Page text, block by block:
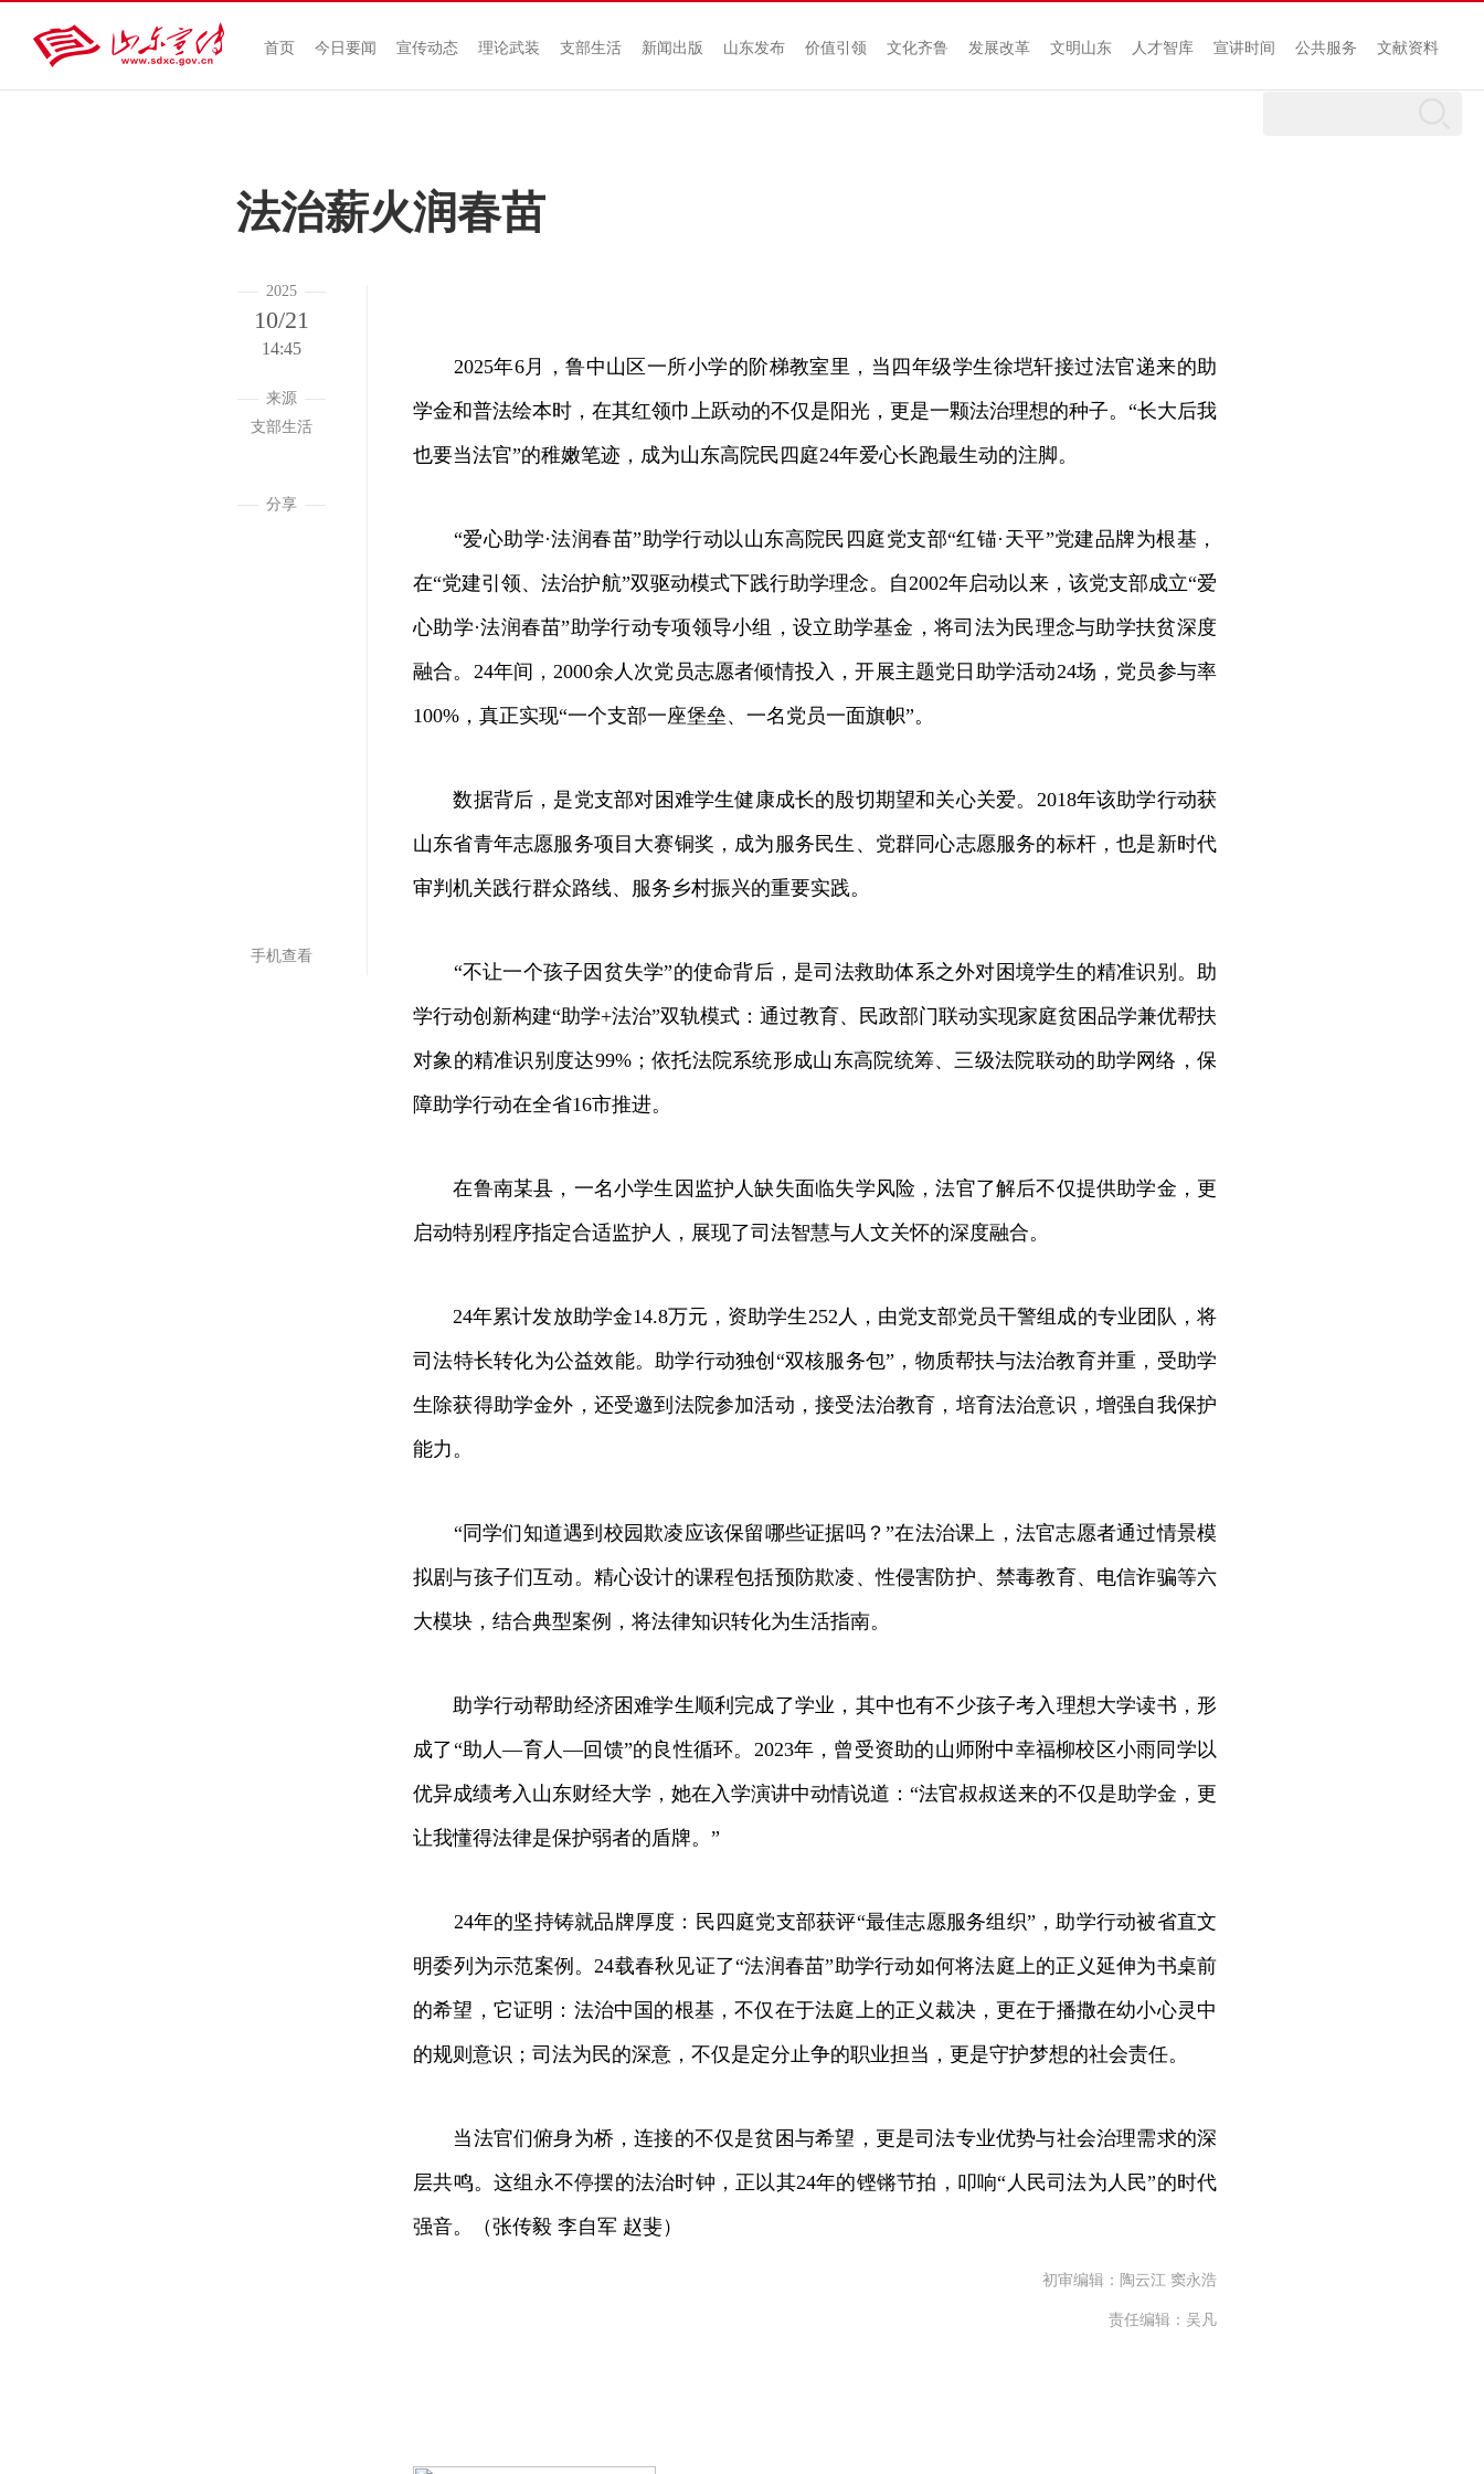
首页 今日要闻 宣传动态 理论武装 支部生活 新闻出版 山东发布 价值引领 文化齐鲁 发展改革 文明山东 人才智库 宣讲时间 公共服务 文献资料
法治薪火润春苗
2025
10/21
14:45
来源
支部生活
分享
手机查看
2025年6月，鲁中山区一所小学的阶梯教室里，当四年级学生徐垲轩接过法官递来的助
学金和普法绘本时，在其红领巾上跃动的不仅是阳光，更是一颗法治理想的种子。“长大后我
也要当法官”的稚嫩笔迹，成为山东高院民四庭24年爱心长跑最生动的注脚。
“爱心助学·法润春苗”助学行动以山东高院民四庭党支部“红锚·天平”党建品牌为根基，
在“党建引领、法治护航”双驱动模式下践行助学理念。自2002年启动以来，该党支部成立“爱
心助学·法润春苗”助学行动专项领导小组，设立助学基金，将司法为民理念与助学扶贫深度
融合。24年间，2000余人次党员志愿者倾情投入，开展主题党日助学活动24场，党员参与率
100%，真正实现“一个支部一座堡垒、一名党员一面旗帜”。
数据背后，是党支部对困难学生健康成长的殷切期望和关心关爱。2018年该助学行动获
山东省青年志愿服务项目大赛铜奖，成为服务民生、党群同心志愿服务的标杆，也是新时代
审判机关践行群众路线、服务乡村振兴的重要实践。
“不让一个孩子因贫失学”的使命背后，是司法救助体系之外对困境学生的精准识别。助
学行动创新构建“助学+法治”双轨模式：通过教育、民政部门联动实现家庭贫困品学兼优帮扶
对象的精准识别度达99%；依托法院系统形成山东高院统筹、三级法院联动的助学网络，保
障助学行动在全省16市推进。
在鲁南某县，一名小学生因监护人缺失面临失学风险，法官了解后不仅提供助学金，更
启动特别程序指定合适监护人，展现了司法智慧与人文关怀的深度融合。
24年累计发放助学金14.8万元，资助学生252人，由党支部党员干警组成的专业团队，将
司法特长转化为公益效能。助学行动独创“双核服务包”，物质帮扶与法治教育并重，受助学
生除获得助学金外，还受邀到法院参加活动，接受法治教育，培育法治意识，增强自我保护
能力。
“同学们知道遇到校园欺凌应该保留哪些证据吗？”在法治课上，法官志愿者通过情景模
拟剧与孩子们互动。精心设计的课程包括预防欺凌、性侵害防护、禁毒教育、电信诈骗等六
大模块，结合典型案例，将法律知识转化为生活指南。
助学行动帮助经济困难学生顺利完成了学业，其中也有不少孩子考入理想大学读书，形
成了“助人—育人—回馈”的良性循环。2023年，曾受资助的山师附中幸福柳校区小雨同学以
优异成绩考入山东财经大学，她在入学演讲中动情说道：“法官叔叔送来的不仅是助学金，更
让我懂得法律是保护弱者的盾牌。”
24年的坚持铸就品牌厚度：民四庭党支部获评“最佳志愿服务组织”，助学行动被省直文
明委列为示范案例。24载春秋见证了“法润春苗”助学行动如何将法庭上的正义延伸为书桌前
的希望，它证明：法治中国的根基，不仅在于法庭上的正义裁决，更在于播撒在幼小心灵中
的规则意识；司法为民的深意，不仅是定分止争的职业担当，更是守护梦想的社会责任。
当法官们俯身为桥，连接的不仅是贫困与希望，更是司法专业优势与社会治理需求的深
层共鸣。这组永不停摆的法治时钟，正以其24年的铿锵节拍，叩响“人民司法为人民”的时代
强音。（张传毅 李自军 赵斐）
初审编辑：陶云江 窦永浩
责任编辑：吴凡